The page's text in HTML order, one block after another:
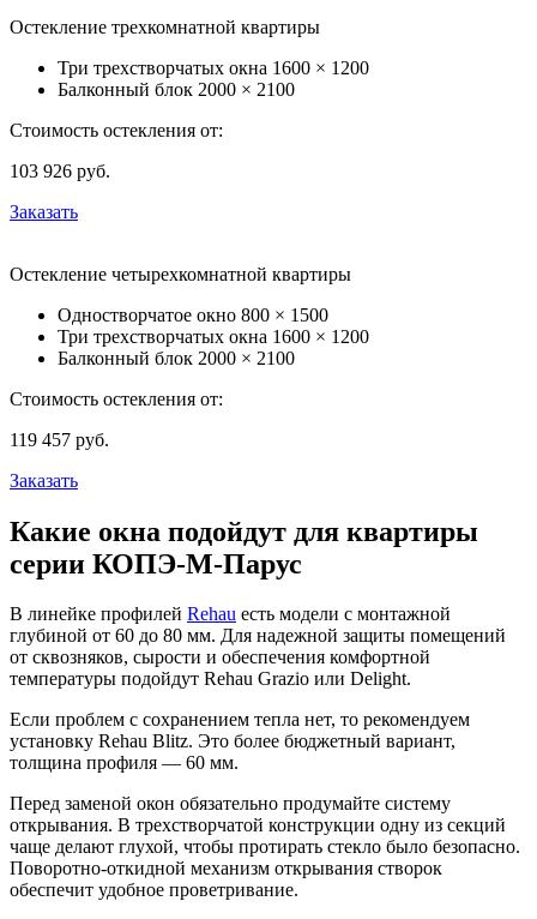
Остекление трехкомнатной квартиры
Три трехстворчатых окна 1600 × 1200
Балконный блок 2000 × 2100
Стоимость остекления от:
103 926 руб.
Заказать
Остекление четырехкомнатной квартиры
Одностворчатое окно 800 × 1500
Три трехстворчатых окна 1600 × 1200
Балконный блок 2000 × 2100
Стоимость остекления от:
119 457 руб.
Заказать
Какие окна подойдут для квартиры
серии КОПЭ-М-Парус
В линейке профилей Rehau есть модели с монтажной
глубиной от 60 до 80 мм. Для надежной защиты помещений
от сквозняков, сырости и обеспечения комфортной
температуры подойдут Rehau Grazio или Delight.
Если проблем с сохранением тепла нет, то рекомендуем
установку Rehau Blitz. Это более бюджетный вариант,
толщина профиля — 60 мм.
Перед заменой окон обязательно продумайте систему
открывания. В трехстворчатой конструкции одну из секций
чаще делают глухой, чтобы протирать стекло было безопасно.
Поворотно-откидной механизм открывания створок
обеспечит удобное проветривание.